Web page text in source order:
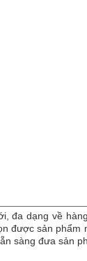
đa dạng về
được sản phẩm
sàng đưa sản